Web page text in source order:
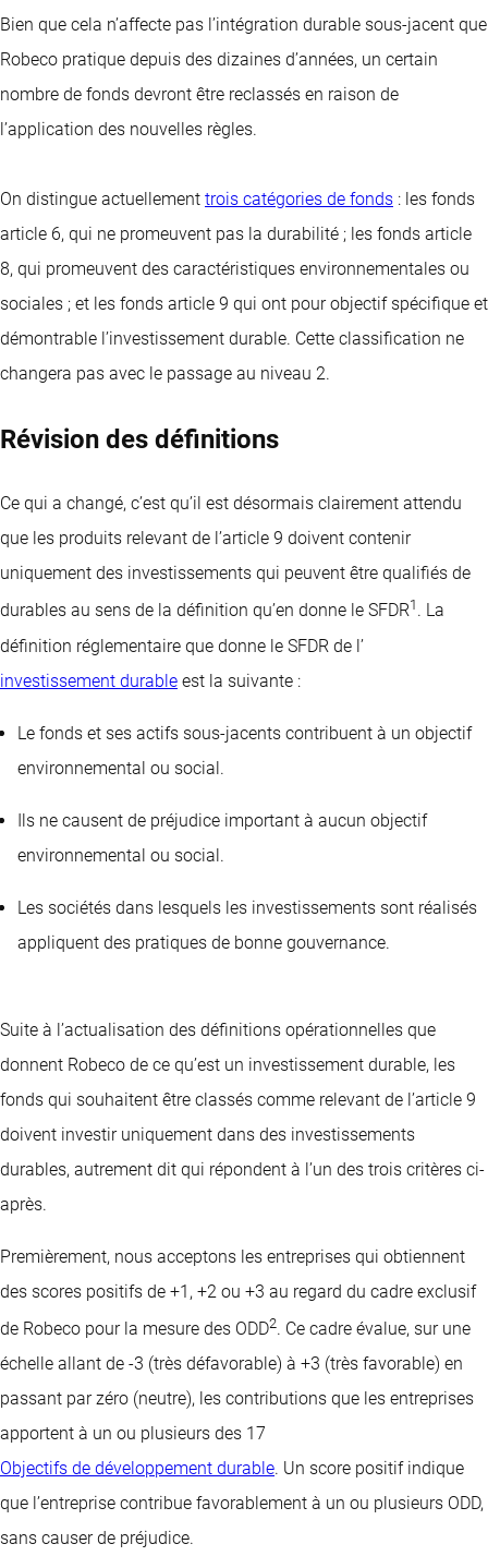
Bien que cela n’affecte pas l’intégration durable sous-jacent que
Robeco pratique depuis des dizaines d’années, un certain
nombre de fonds devront être reclassés en raison de
l’application des nouvelles règles.
On distingue actuellement trois catégories de fonds : les fonds
article 6, qui ne promeuvent pas la durabilité ; les fonds article
8, qui promeuvent des caractéristiques environnementales ou
sociales ; et les fonds article 9 qui ont pour objectif spécifique et
démontrable l’investissement durable. Cette classification ne
changera pas avec le passage au niveau 2.
Révision des définitions
Ce qui a changé, c’est qu’il est désormais clairement attendu
que les produits relevant de l’article 9 doivent contenir
uniquement des investissements qui peuvent être qualifiés de
durables au sens de la définition qu’en donne le SFDR1 . La
définition réglementaire que donne le SFDR de l’
investissement durable est la suivante :
Le fonds et ses actifs sous-jacents contribuent à un objectif
environnemental ou social.
Ils ne causent de préjudice important à aucun objectif
environnemental ou social.
Les sociétés dans lesquels les investissements sont réalisés
appliquent des pratiques de bonne gouvernance.
Suite à l’actualisation des définitions opérationnelles que
donnent Robeco de ce qu’est un investissement durable, les
fonds qui souhaitent être classés comme relevant de l’article 9
doivent investir uniquement dans des investissements
durables, autrement dit qui répondent à l’un des trois critères ci-
après.
Premièrement, nous acceptons les entreprises qui obtiennent
des scores positifs de +1, +2 ou +3 au regard du cadre exclusif
de Robeco pour la mesure des ODD2. Ce cadre évalue, sur une
échelle allant de -3 (très défavorable) à +3 (très favorable) en
passant par zéro (neutre), les contributions que les entreprises
apportent à un ou plusieurs des 17
Objectifs de développement durable. Un score positif indique
que l’entreprise contribue favorablement à un ou plusieurs ODD,
sans causer de préjudice.